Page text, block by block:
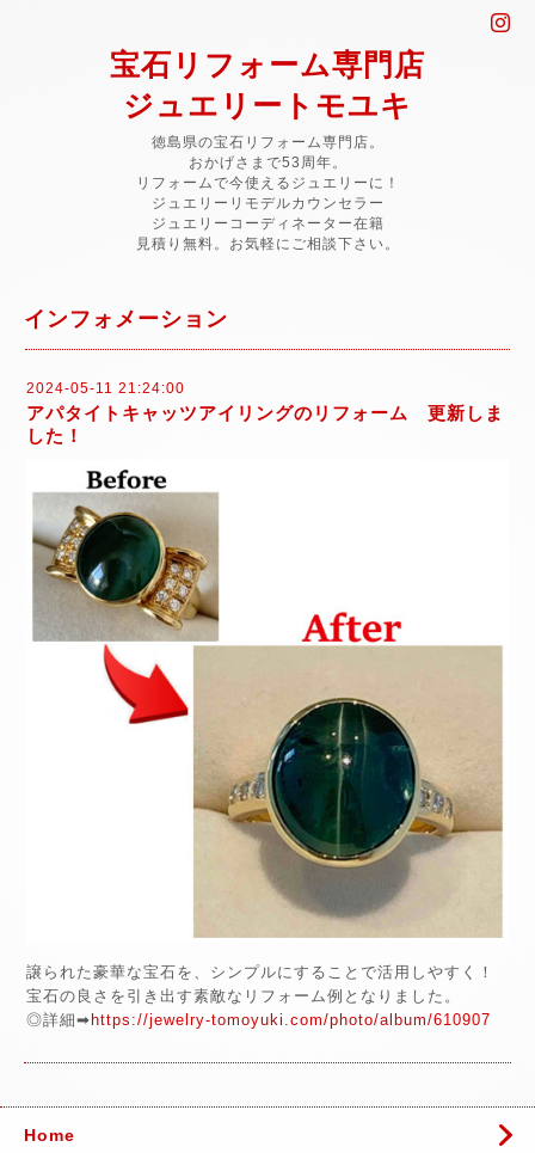
宝石リフォーム専門店
ジュエリートモユキ
徳島県の宝石リフォーム専門店。
おかげさまで53周年。
リフォームで今使えるジュエリーに！
ジュエリーリモデルカウンセラー
ジュエリーコーディネーター在籍
見積り無料。お気軽にご相談下さい。
インフォメーション
2024-05-11 21:24:00
アパタイトキャッツアイリングのリフォーム 更新しま
した！
譲られた豪華な宝石を、シンプルにすることで活用しやすく！
宝石の良さを引き出す素敵なリフォーム例となりました。
◎詳細➡ https://jewelry-tomoyuki.com/photo/album/610907
Home